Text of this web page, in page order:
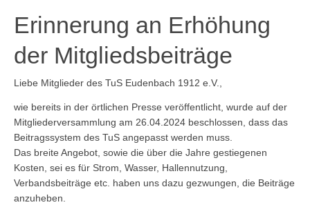
Erinnerung an Erhöhung
der Mitgliedsbeiträge
Liebe Mitglieder des TuS Eudenbach 1912 e.V.,
wie bereits in der örtlichen Presse veröffentlicht, wurde auf der
Mitgliederversammlung am 26.04.2024 beschlossen, dass das
Beitragssystem des TuS angepasst werden muss.
Das breite Angebot, sowie die über die Jahre gestiegenen
Kosten, sei es für Strom, Wasser, Hallennutzung,
Verbandsbeiträge etc. haben uns dazu gezwungen, die Beiträge
anzuheben.